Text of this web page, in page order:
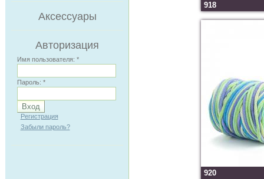
Аксессуары
Авторизация
Имя пользователя: *
Пароль: *
Регистрация
Забыли пароль?
918
920